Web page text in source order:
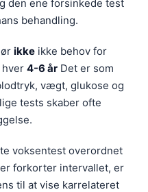
den ene forsinkede test
behandling.
ikke ikke behov for
hver 4-6 år Det er som
vægt, glukose og
tests skaber ofte
voksentest overordnet
forkorter intervallet, er
til at vise karrelateret